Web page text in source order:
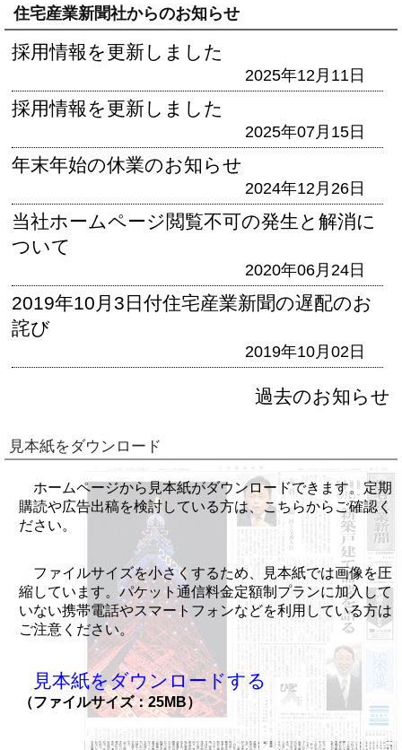
住宅産業新聞社からのお知らせ
採用情報を更新しました
2025年12月11日
採用情報を更新しました
2025年07月15日
年末年始の休業のお知らせ
2024年12月26日
当社ホームページ閲覧不可の発生と解消に
ついて
2020年06月24日
2019年10月3日付住宅産業新聞の遅配のお
詫び
2019年10月02日
過去のお知らせ
見本紙をダウンロード
ホームページから見本紙がダウンロードできます。定期
購読や広告出稿を検討している方は、こちらからご確認く
ださい。
ファイルサイズを小さくするため、見本紙では画像を圧
縮しています。パケット通信料金定額制プランに加入して
いない携帯電話やスマートフォンなどを利用している方は
ご注意ください。
見本紙をダウンロードする
（ファイルサイズ：25MB）